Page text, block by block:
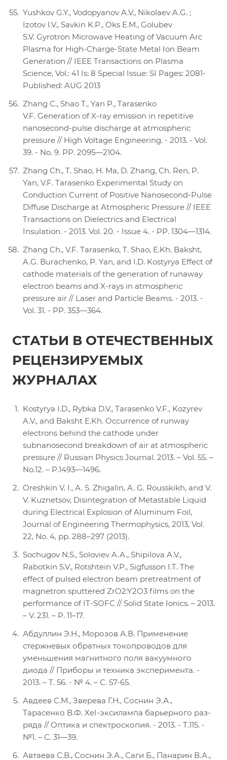
Yushkov G.Y., Vodopyanov A.V., Nikolaev A.G. ;
Izotov I.V., Savkin K.P., Oks E.M., Golubev
S.V. Gyrotron Microwave Heating of Vacuum Arc
Plasma for High-Charge-State Metal Ion Beam
Generation // IEEE Transactions on Plasma
Science, Vol.: 41 Is: 8 Special Issue: SI Pages: 2081-
Published: AUG 2013
Zhang C., Shao T., Yan P., Tarasenko
V.F. Generation of X-ray emission in repetitive
nanosecond-pulse discharge at atmospheric
pressure // High Voltage Engineering. - 2013. - Vol.
39. - No. 9. PP. 2095—2104.
Zhang Ch., T. Shao, H. Ma, D. Zhang, Ch. Ren, P.
Yan, V.F. Tarasenko Experimental Study on
Conduction Current of Positive Nanosecond-Pulse
Diffuse Discharge at Atmospheric Pressure // IEEE
Transactions on Dielectrics and Electrical
Insulation. - 2013. Vol. 20. - Issue 4. - PP. 1304—1314.
Zhang Ch., V.F. Tarasenko, T. Shao, E.Kh. Baksht,
A.G. Burachenko, P. Yan, and I.D. Kostyrya Effect of
cathode materials of the generation of runaway
electron beams and X-rays in atmospheric
pressure air // Laser and Particle Beams. - 2013. -
Vol. 31. - PP. 353—364.
СТАТЬИ В ОТЕЧЕСТВЕННЫХ
РЕЦЕНЗИРУЕМЫХ
ЖУРНАЛАХ
Kostyrya I.D., Rybka D.V., Tarasenko V.F., Kozyrev
A.V., and Baksht E.Kh. Occurrence of runway
electrons behind the cathode under
subnanosecond breakdown of air at atmospheric
pressure // Russian Physics Journal. 2013. – Vol. 55. –
No.12. – Р.1493—1496.
Oreshkin V. I., A. S. Zhigalin, A. G. Rousskikh, and V.
V. Kuznetsov, Disintegration of Metastable Liquid
during Electrical Explosion of Aluminum Foil,
Journal of Engineering Thermophysics, 2013, Vol.
22, No. 4, pp. 288–297 (2013).
Sochugov N.S., Soloviev A.A., Shipilova A.V.,
Rabotkin S.V., Rotshtein V.P., Sigfusson I.T. The
effect of pulsed electron beam pretreatment of
magnetron sputtered ZrO2:Y2O3 films on the
performance of IT-SOFC // Solid State Ionics. – 2013.
– V. 231. – Р. 11–17.
Абдуллин Э.Н., Морозов А.В. Применение
стержневых обратных токопроводов для
уменьшения магнитного поля вакуумного
диода // Приборы и техника эксперимента. -
2013. – Т. 56. - № 4. – С. 57-65.
Авдеев С.М., Зверева Г.Н., Соснин Э.А.,
Тарасенко В.Ф. XeI-эксилампа барьерного раз-
ряда // Оптика и спектроскопия. - 2013. - Т.115. -
№1. – С. 31—39.
Автаева С.В., Соснин Э.А., Саги Б., Панарин В.А.,